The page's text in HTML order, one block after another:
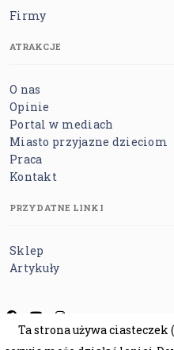
Firmy
ATRAKCJE
O nas
Opinie
Portal w mediach
Miasto przyjazne dzieciom
Praca
Kontakt
PRZYDATNE LINKI
Sklep
Artykuły
Regulamin Polityka
Ta strona używa